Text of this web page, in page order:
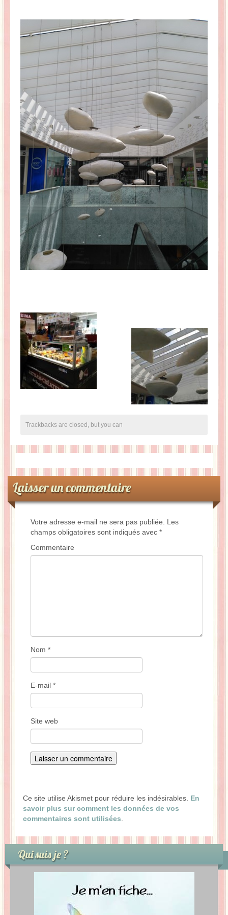
Ma période Weight Watchers
Trackbacks are closed, but you can
Laisser un commentaire
Votre adresse e-mail ne sera pas publiée.
Les
champs obligatoires sont indiqués avec *
Commentaire
Nom *
E-mail *
Site web
Ce site utilise Akismet pour réduire les indésirables. En
savoir plus sur comment les données de vos
commentaires sont utilisées
Qui suis je ?